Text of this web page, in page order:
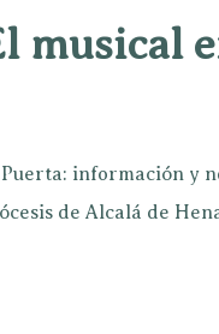
musical
información y
de Alcalá de